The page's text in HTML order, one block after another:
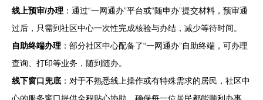
线上预审/办理 ：通过“一网通办”平台或“随申办”提交材料，预审通
过后，只需到社区中心一次性完成核验与办结，减少等待时间。
自助终端办理 ：部分社区中心配备了“一网通办”自助终端，可办理
查询、打印等业务，随到随办。
线下窗口兜底 ：对于不熟悉线上操作或有特殊需求的居民，社区中